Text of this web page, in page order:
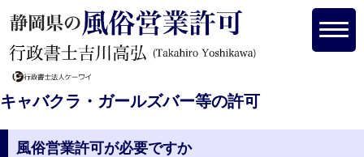
キャバクラ・ガールズバー等の許可
風俗営業許可が必要ですか